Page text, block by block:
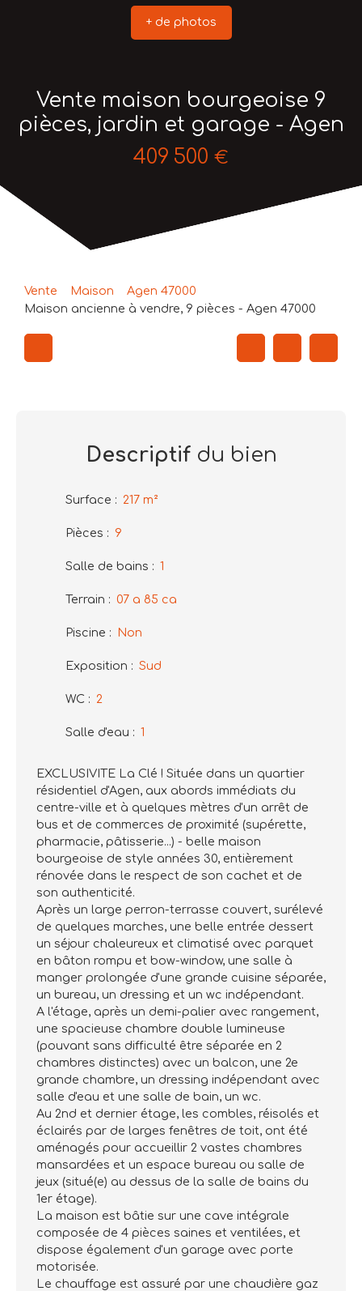
+ de photos
Vente maison bourgeoise 9
pièces, jardin et garage - Agen
409 500 €
Vente Maison
Agen 47000
Maison ancienne à vendre, 9 pièces - Agen 47000
Descriptifdu bien
Surface : 217 m²
Pièces : 9
Salle de bains : 1
Terrain : 07 a 85 ca
Piscine : Non
Exposition : Sud
WC : 2
Salle d'eau : 1
EXCLUSIVITE La Clé ! Située dans un quartier
résidentiel d'Agen, aux abords immédiats du
centre-ville et à quelques mètres d'un arrêt de
bus et de commerces de proximité (supérette,
pharmacie, pâtisserie...) - belle maison
bourgeoise de style années 30, entièrement
rénovée dans le respect de son cachet et de
son authenticité.
Après un large perron-terrasse couvert, surélevé
de quelques marches, une belle entrée dessert
un séjour chaleureux et climatisé avec parquet
en bâton rompu et bow-window, une salle à
manger prolongée d'une grande cuisine séparée,
un bureau, un dressing et un wc indépendant.
A l'étage, après un demi-palier avec rangement,
une spacieuse chambre double lumineuse
(pouvant sans difficulté être séparée en 2
chambres distinctes) avec un balcon, une 2e
grande chambre, un dressing indépendant avec
salle d'eau et une salle de bain, un wc.
Au 2nd et dernier étage, les combles, réisolés et
éclairés par de larges fenêtres de toit, ont été
aménagés pour accueillir 2 vastes chambres
mansardées et un espace bureau ou salle de
jeux (situé(e) au dessus de la salle de bains du
1er étage).
La maison est bâtie sur une cave intégrale
composée de 4 pièces saines et ventilées, et
dispose également d'un garage avec porte
motorisée.
Le chauffage est assuré par une chaudière gaz